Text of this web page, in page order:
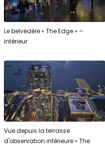
Le belvédère « The Edge » –
intérieur
Vue depuis la terrasse
d'observation intérieure « The